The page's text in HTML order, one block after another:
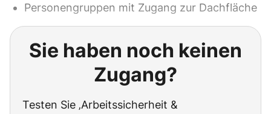
Personengruppen mit Zugang zur Dachfläche
Sie haben noch keinen
Zugang?
Testen Sie ‚Arbeitssicherheit &